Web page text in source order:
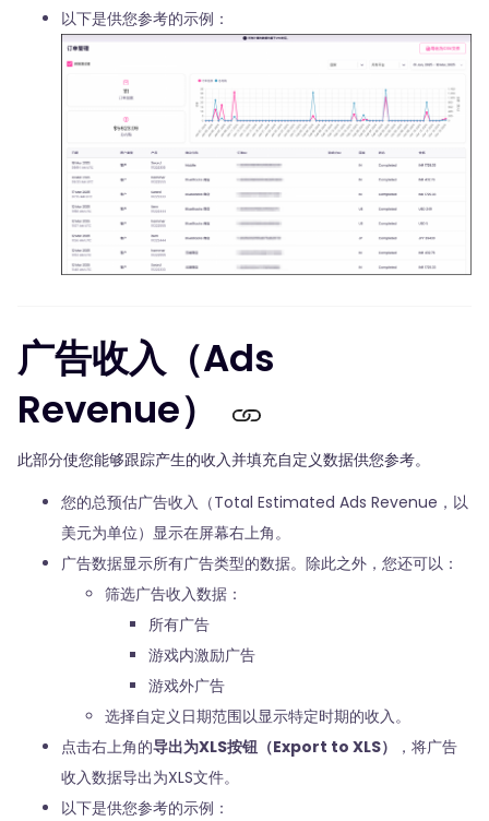
以下是供您参考的示例：
广告收入（Ads
Revenue）
此部分使您能够跟踪产生的收入并填充自定义数据供您参考。
您的总预估广告收入（Total Estimated Ads Revenue，以
美元为单位）显示在屏幕右上角。
广告数据显示所有广告类型的数据。除此之外，您还可以：
筛选广告收入数据：
所有广告
游戏内激励广告
游戏外广告
选择自定义日期范围以显示特定时期的收入。
点击右上角的导出为XLS按钮（Export to XLS）
，将广告
收入数据导出为XLS文件。
以下是供您参考的示例：